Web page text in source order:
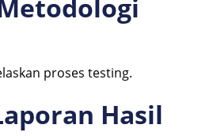
proses testing.
Hasil